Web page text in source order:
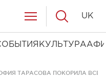
КУЛЬТУРА
UK
ТАРАСОВА ПОКОРИЛА ВСЕХ